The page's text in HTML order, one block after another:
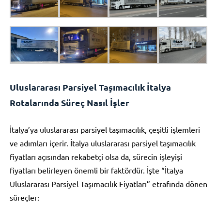
Uluslararası Parsiyel Taşımacılık İtalya
Rotalarında Süreç Nasıl İşler
İtalya’ya uluslararası parsiyel taşımacılık, çeşitli işlemleri
ve adımları içerir. İtalya uluslararası parsiyel taşımacılık
fiyatları açısından rekabetçi olsa da, sürecin işleyişi
fiyatları belirleyen önemli bir faktördür. İşte “İtalya
Uluslararası Parsiyel Taşımacılık Fiyatları” etrafında dönen
süreçler: